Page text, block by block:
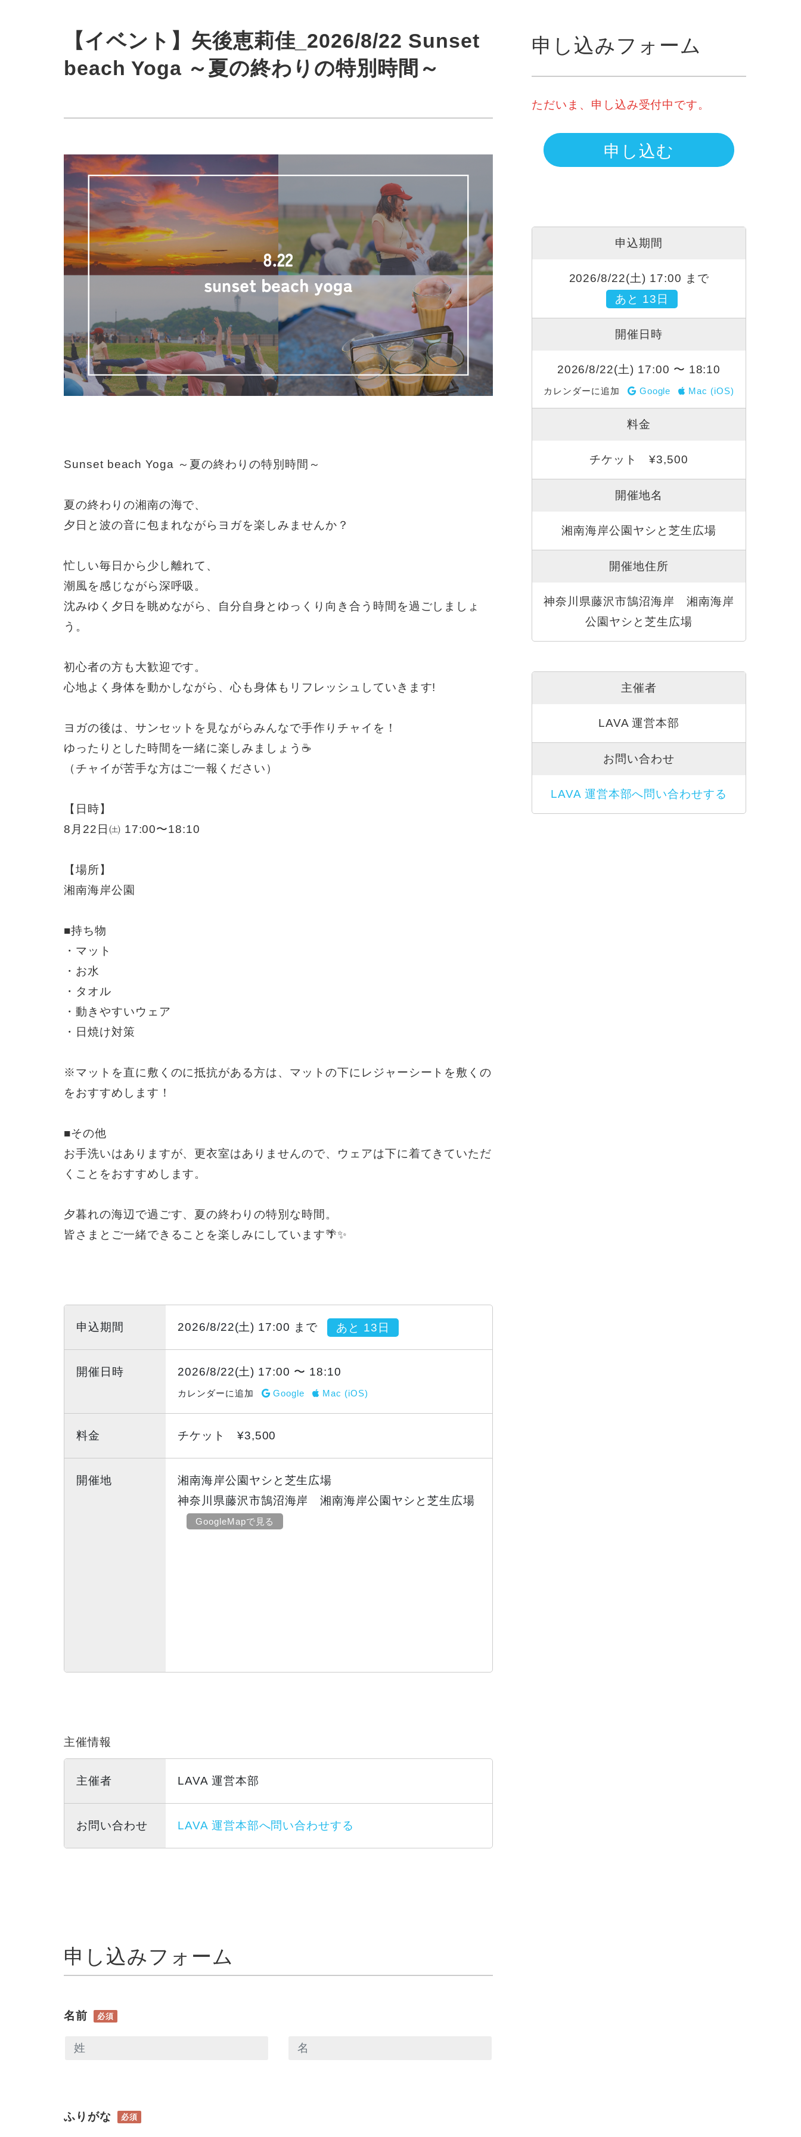
【イベント】矢後恵莉佳_2026/8/22 Sunset
beach Yoga ～夏の終わりの特別時間～
Sunset beach Yoga ～夏の終わりの特別時間～
夏の終わりの湘南の海で、
夕日と波の音に包まれながらヨガを楽しみませんか？
忙しい毎日から少し離れて、
潮風を感じながら深呼吸。
沈みゆく夕日を眺めながら、自分自身とゆっくり向き合う時間を過ごしましょ
う。
初心者の方も大歓迎です。
心地よく身体を動かしながら、心も身体もリフレッシュしていきます!
ヨガの後は、サンセットを見ながらみんなで手作りチャイを！
ゆったりとした時間を一緒に楽しみましょう☕
（チャイが苦手な方はご一報ください）
【日時】
8月22日㈯ 17:00〜18:10
【場所】
湘南海岸公園
■持ち物
・マット
・お水
・タオル
・動きやすいウェア
・日焼け対策
※マットを直に敷くのに抵抗がある方は、マットの下にレジャーシートを敷くの
をおすすめします！
■その他
お手洗いはありますが、更衣室はありませんので、ウェアは下に着てきていただ
くことをおすすめします。
夕暮れの海辺で過ごす、夏の終わりの特別な時間。
皆さまとご一緒できることを楽しみにしています🌴✨
申込期間 2026/8/22(土) 17:00 まで あと 13日
開催日時 2026/8/22(土) 17:00 〜 18:10
カレンダーに追加 Google Mac (iOS)
料金 チケット ¥3,500
開催地
湘南海岸公園ヤシと芝生広場
神奈川県藤沢市鵠沼海岸 湘南海岸公園ヤシと芝生広場
GoogleMapで見る
主催情報
主催者 LAVA 運営本部
お問い合わせ LAVA 運営本部へ問い合わせする
申し込みフォーム
名前 必須
ふりがな 必須
申し込みフォーム
ただいま、申し込み受付中です。
申し込む
申込期間
2026/8/22(土) 17:00 まで
あと 13日
開催日時
2026/8/22(土) 17:00 〜 18:10
カレンダーに追加 Google Mac (iOS)
料金
チケット ¥3,500
開催地名
湘南海岸公園ヤシと芝生広場
開催地住所
神奈川県藤沢市鵠沼海岸 湘南海岸
公園ヤシと芝生広場
主催者
LAVA 運営本部
お問い合わせ
LAVA 運営本部へ問い合わせする